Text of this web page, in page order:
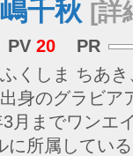
千秋 [詳
PV 20
PR
くしま ちあ
身のグラビア
月までワンエ
に所属してい